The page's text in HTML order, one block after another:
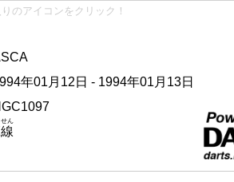
のアイコンをクリック！
年01月12日 - 1994年01月13日
線
せん